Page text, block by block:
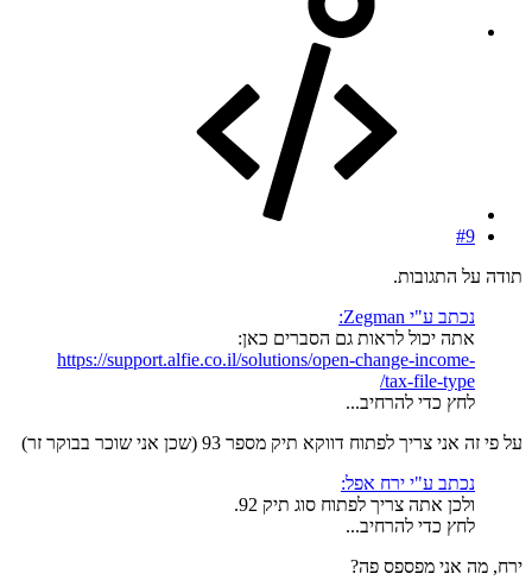
#9
תודה על התגובות.
נכתב ע"י Zegman:
אתה יכול לראות גם הסברים כאן:
https://support.alfie.co.il/solutions/open-change-income-
tax-file-type/
לחץ כדי להרחיב...
על פי זה אני צריך לפתוח דווקא תיק מספר 93 (שכן אני שוכר בבוקר זר)
נכתב ע"י ירח אפל:
ולכן אתה צריך לפתוח סוג תיק 92.
לחץ כדי להרחיב...
ירח, מה אני מפספס פה?